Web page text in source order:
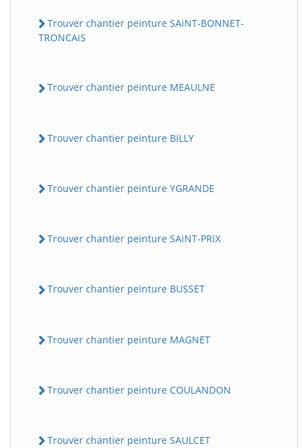
Trouver chantier peinture SAiNT-BONNET-
TRONCAiS
Trouver chantier peinture MEAULNE
Trouver chantier peinture BiLLY
Trouver chantier peinture YGRANDE
Trouver chantier peinture SAiNT-PRiX
Trouver chantier peinture BUSSET
Trouver chantier peinture MAGNET
Trouver chantier peinture COULANDON
Trouver chantier peinture SAULCET